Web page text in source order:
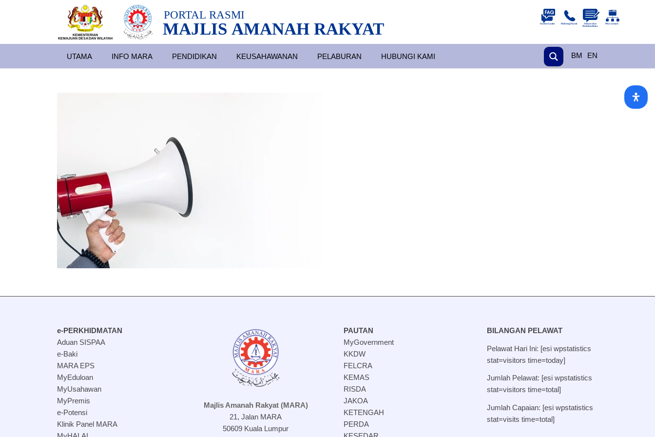
BM EN
MAJLIS AMANAH RAKYAT
PORTAL RASMI
KEMENTERIAN
KEMAJUAN DESA DAN WILA YAH
UTAMA INFO MARA PENDIDIKAN KEUSAHAWANAN PELABURAN HUBUNGI KAMI
e-PERKHIDMATAN
Aduan SISPAA
e-Baki
MARA EPS
MyEduloan
MyUsahawan
MyPremis
e-Potensi
Klinik Panel MARA
Majlis Amanah Rakyat (MARA)
21, Jalan MARA
50609 Kuala Lumpur
PAUTAN
MyGovernment
KKDW
FELCRA
KEMAS
RISDA
JAKOA
KETENGAH
PERDA
BILANGAN PELAWAT
Pelawat Hari Ini: [esi wpstatistics
stat=visitors time=today]
Jumlah Pelawat: [esi wpstatistics
stat=visitors time=total]
Jumlah Capaian: [esi wpstatistics
stat=visits time=total]